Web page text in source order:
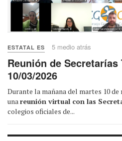
ESTATAL ES 5 medio atrás
Reunión de Secretarías
10/03/2026
Durante la mañana del martes 10
unareunión virtual con las
colegios oficiales de...